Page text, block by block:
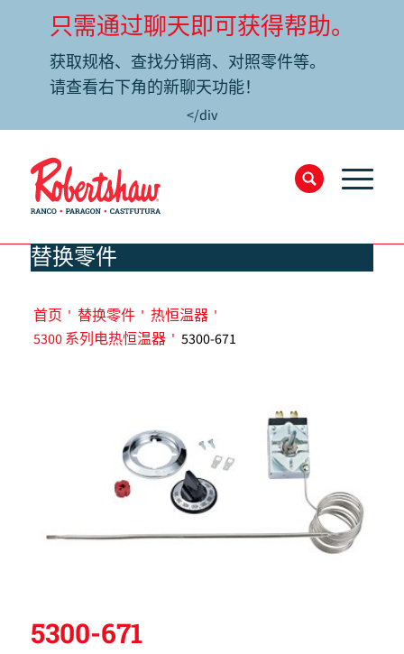
只需通过聊天即可获得帮助。
获取规格、查找分销商、对照零件等。
请查看右下角的新聊天功能！
</div
替换零件
首页 ' 替换零件 ' 热恒温器 '
5300 系列电热恒温器 ' 5300-671
5300-671